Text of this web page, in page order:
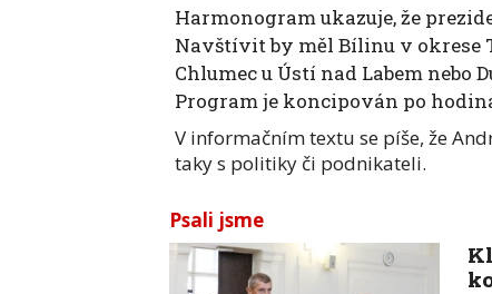
Harmonogram ukazuje, že
Navštívit by měl Bílinu v okrese
Chlumec u Ústí nad Labem
Program je koncipován po
V informačním textu se píše, že
taky s politiky či podnikateli.
Psali jsme